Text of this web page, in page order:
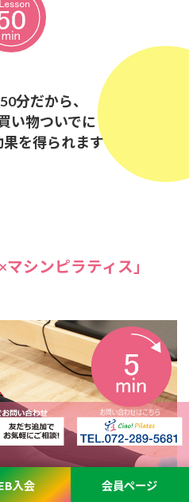
分だから、
い物ついでに
果を得られます
シンピラティス」
入会 会員ページ